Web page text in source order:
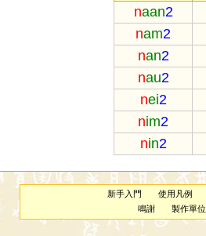
naan2
nam2
nan2
nau2
nei2
nim2
nin2
新手入門 使用凡例
鳴謝
製作單位